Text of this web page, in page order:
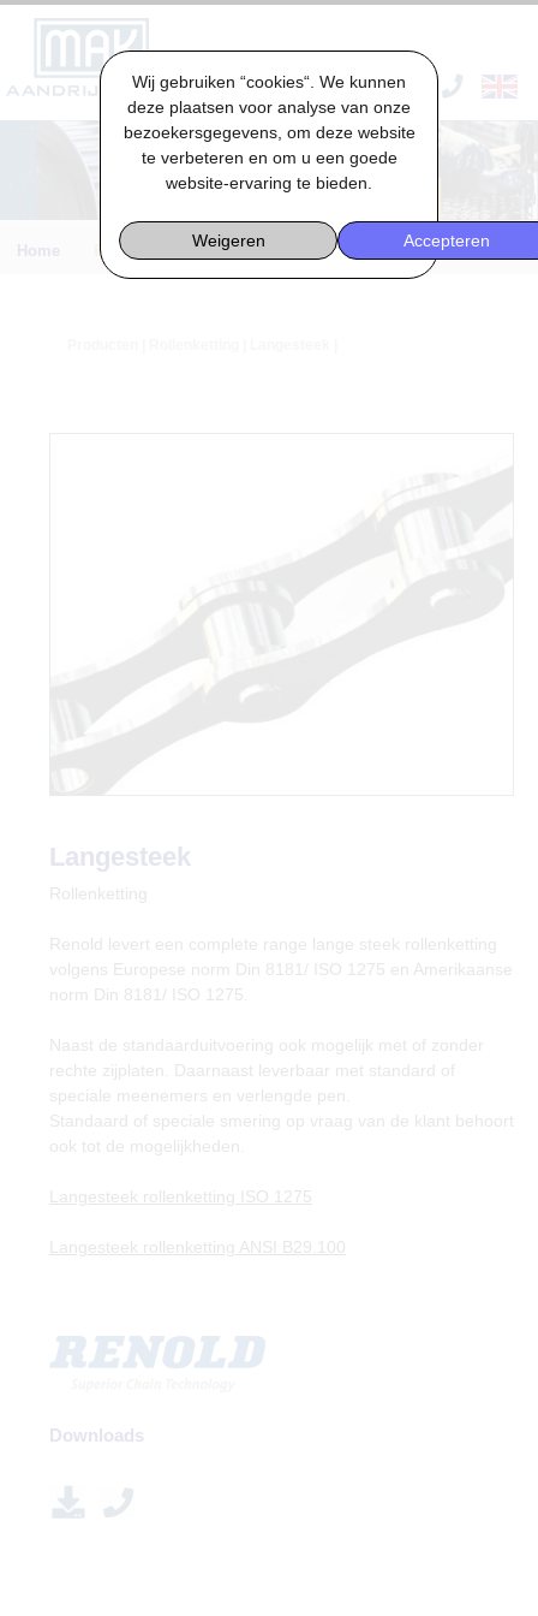
Wij gebruiken “cookies“. We kunnen
deze plaatsen voor analyse van onze
bezoekersgegevens, om deze website
te verbeteren en om u een goede
website-ervaring te bieden.
Weigeren Accepteren
VACATURES & STAGES
Engineering
Langesteek
Rollenketting
Renold levert een complete range lange steek rollenketting
volgens Europese norm Din 8181/ ISO 1275 en Amerikaanse
norm Din 8181/ ISO 1275.
Naast de standaarduitvoering ook mogelijk met of zonder
rechte zijplaten. Daarnaast leverbaar met standard of
speciale meenemers en verlengde pen.
Standaard of speciale smering op vraag van de klant behoort
ook tot de mogelijkheden.
Langesteek rollenketting ISO 1275
Langesteek rollenketting ANSI B29.100
Downloads